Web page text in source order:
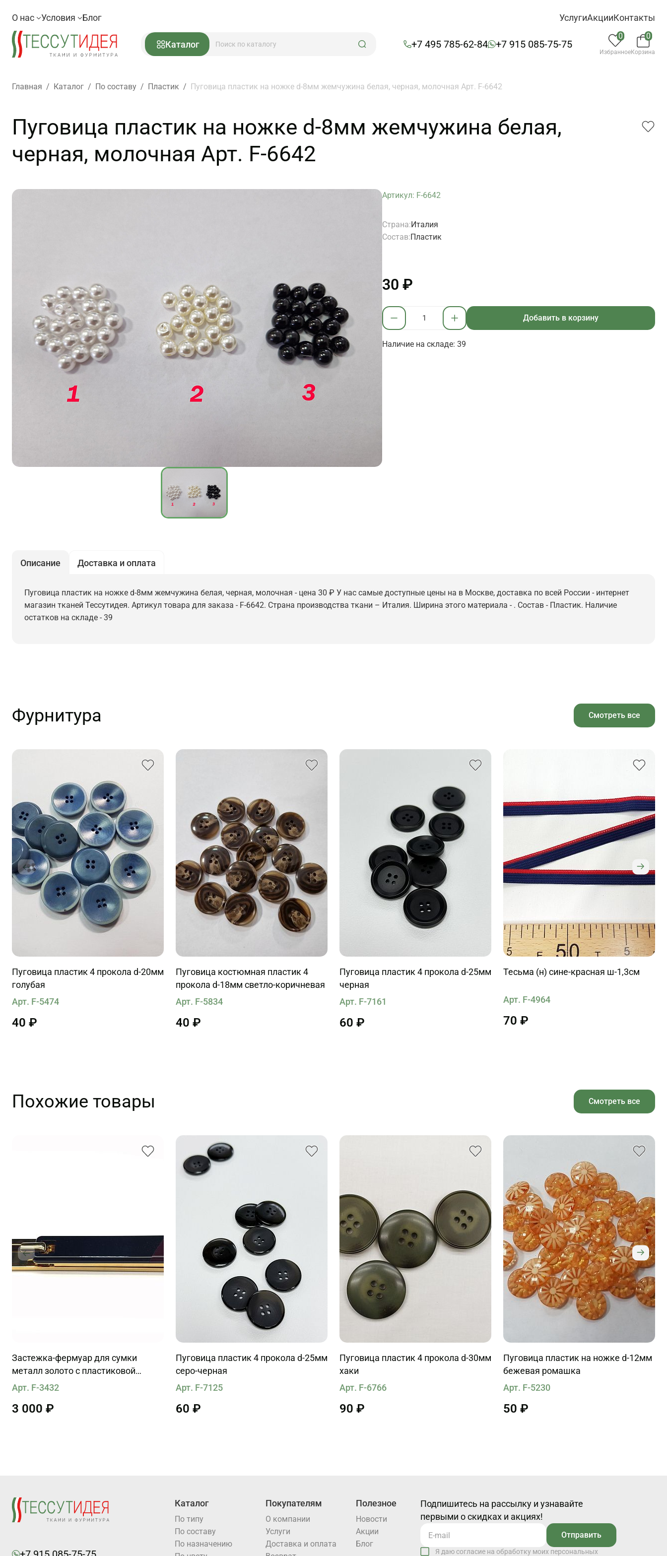
О нас Условия Блог УслугиАкцииКонтакты
Каталог +7 495 785-62-84 +7 915 085-75-75
0
Избранное
0
Корзина
Главная / Каталог / По составу / Пластик / Пуговица пластик на ножке d-8мм жемчужина белая, черная, молочная Арт. F-6642
Пуговица пластик на ножке d-8мм жемчужина белая,
черная, молочная Арт. F-6642
Артикул: F-6642
Страна:Италия
Состав:Пластик
30 ₽
Добавить в корзину
Наличие на складе: 39
Описание Доставка и оплата
Пуговица пластик на ножке d-8мм жемчужина белая, черная, молочная - цена 30 ₽ У нас самые доступные цены на в Москве, доставка по всей России - интернет
магазин тканей Тессутидея. Артикул товара для заказа - F-6642. Страна производства ткани – Италия. Ширина этого материала - . Состав - Пластик. Наличие
остатков на складе - 39
Фурнитура Смотреть все
Пуговица пластик 4 прокола d-20мм
голубая
Арт. F-5474
40 ₽
Пуговица костюмная пластик 4
прокола d-18мм светло-коричневая
Арт. F-5834
40 ₽
Пуговица пластик 4 прокола d-25мм
черная
Арт. F-7161
60 ₽
Тесьма (н) сине-красная ш-1,3см
Арт. F-4964
70 ₽
Похожие товары Смотреть все
Застежка-фермуар для сумки
металл золото с пластиковой
вставкой 25см
Арт. F-3432
3 000 ₽
Пуговица пластик 4 прокола d-25мм
серо-черная
Арт. F-7125
60 ₽
Пуговица пластик 4 прокола d-30мм
хаки
Арт. F-6766
90 ₽
Пуговица пластик на ножке d-12мм
бежевая ромашка
Арт. F-5230
50 ₽
Каталог
По типу
По составу
По назначению
Покупателям
О компании
Услуги
Доставка и оплата
Полезное
Новости
Акции
Блог
Подпишитесь на рассылку и узнавайте
первыми о скидках и акциях!
Отправить
Я даю согласие на обработку моих персональных